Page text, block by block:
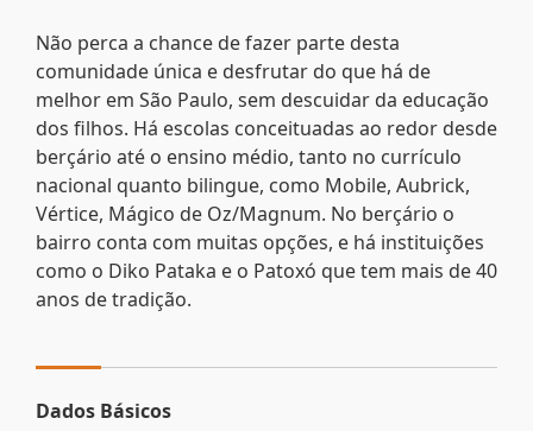
Não perca a chance de fazer parte desta
comunidade única e desfrutar do que há de
melhor em São Paulo, sem descuidar da educação
dos filhos. Há escolas conceituadas ao redor desde
berçário até o ensino médio, tanto no currículo
nacional quanto bilingue, como Mobile, Aubrick,
Vértice, Mágico de Oz/Magnum. No berçário o
bairro conta com muitas opções, e há instituições
como o Diko Pataka e o Patoxó que tem mais de 40
anos de tradição.
Dados Básicos